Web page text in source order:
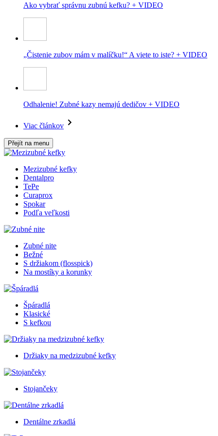
Ako vybrať správnu zubnú kefku? + VIDEO
„Čistenie zubov mám v malíčku!“ A viete to iste? + VIDEO
Odhalenie! Zubné kazy nemajú dedičov + VIDEO
Viac článkov
Přejít na menu
Mezizubné kefky
Dentalpro
TePe
Curaprox
Spokar
Podľa veľkosti
Zubné nite
Bežné
S držiakom (flosspick)
Na mostíky a korunky
Špáradlá
Klasické
S kefkou
Držiaky na medzizubné kefky
Stojančeky
Dentálne zrkadlá